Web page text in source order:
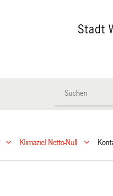
Klimaziel Netto-Null